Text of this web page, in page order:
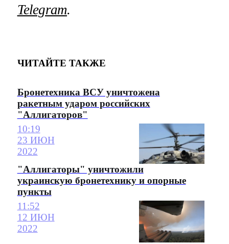
Telegram.
ЧИТАЙТЕ ТАКЖЕ
Бронетехника ВСУ уничтожена
ракетным ударом российских
"Аллигаторов"
10:19
23 ИЮН
2022
"Аллигаторы" уничтожили
украинскую бронетехнику и опорные
пункты
11:52
12 ИЮН
2022